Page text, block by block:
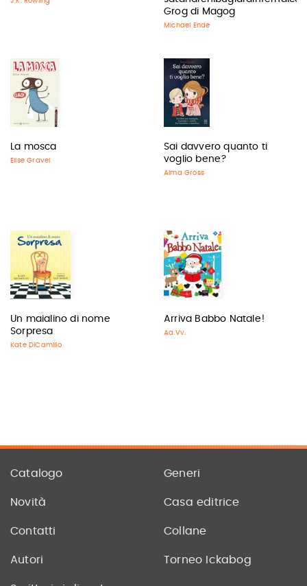
Grog di Magog
Michael Ende
La mosca
Elise Gravel
Sai davvero quanto ti
voglio bene?
Alma Gross
Un maialino di nome
Sorpresa
Kate DiCamillo
Arriva Babbo Natale!
Aa.Vv.
Catalogo Generi
Novità Casa editrice
Contatti Collane
Autori Torneo Ickabog